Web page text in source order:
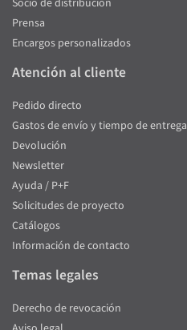
Prensa
Encargos personalizados
Atención al cliente
Pedido directo
Gastos de envío y tiempo de entrega
Devolución
Newsletter
Ayuda / P+F
Solicitudes de proyecto
Catálogos
Información de contacto
Temas legales
Derecho de revocación